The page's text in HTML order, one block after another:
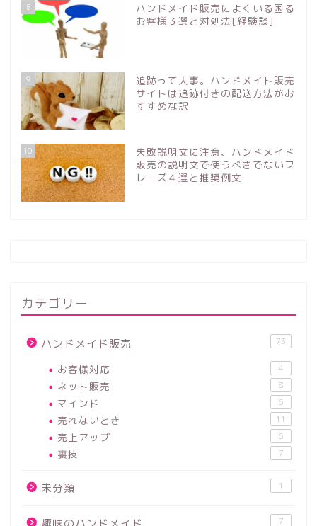
8
ハンドメイド販売によくいる困る
お客様３選と対処法[経験談]
9
追跡って大事。ハンドメイト販売
サイトは追跡付きの配送方法がお
すすめな訳
10
失敗説明文に注意、ハンドメイド
販売の説明文で使うべきでないフ
レーズ４選と推奨例文
カテゴリー
ハンドメイド販売 73
お客様対応 4
ネット販売 8
マインド 6
売れないとき 11
売上アップ 6
裏技 7
未分類 1
7